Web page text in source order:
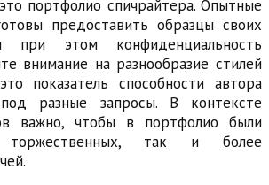
портфолио спичрайтера. Опытные
предоставить образцы своих
при этом конфиденциальность
внимание на разнообразие стилей
показатель способности автора
под разные запросы. В контексте
важно, чтобы в портфолио были
так и более